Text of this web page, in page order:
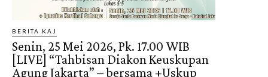
BERITA KAJ
Senin, 25 Mei 2026, Pk. 17.00 WIB
[LIVE] “Tahbisan Diakon Keuskupan
Agung Jakarta” – bersama +Uskup